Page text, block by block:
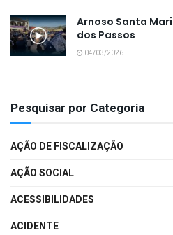
Arnoso Santa
dos Passos
04/03/2026
Pesquisar por Categoria
AÇÃO DE FISCALIZAÇÃO
AÇÃO SOCIAL
ACESSIBILIDADES
ACIDENTE